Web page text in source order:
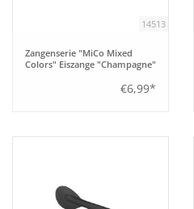
14513
Zangenserie "MiCo Mixed
Colors" Eiszange "Champagne"
€6,99*